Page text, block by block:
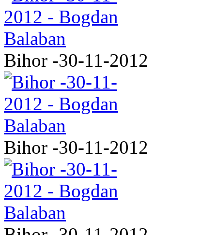
Bihor -30-11-2012
Bihor -30-11-2012